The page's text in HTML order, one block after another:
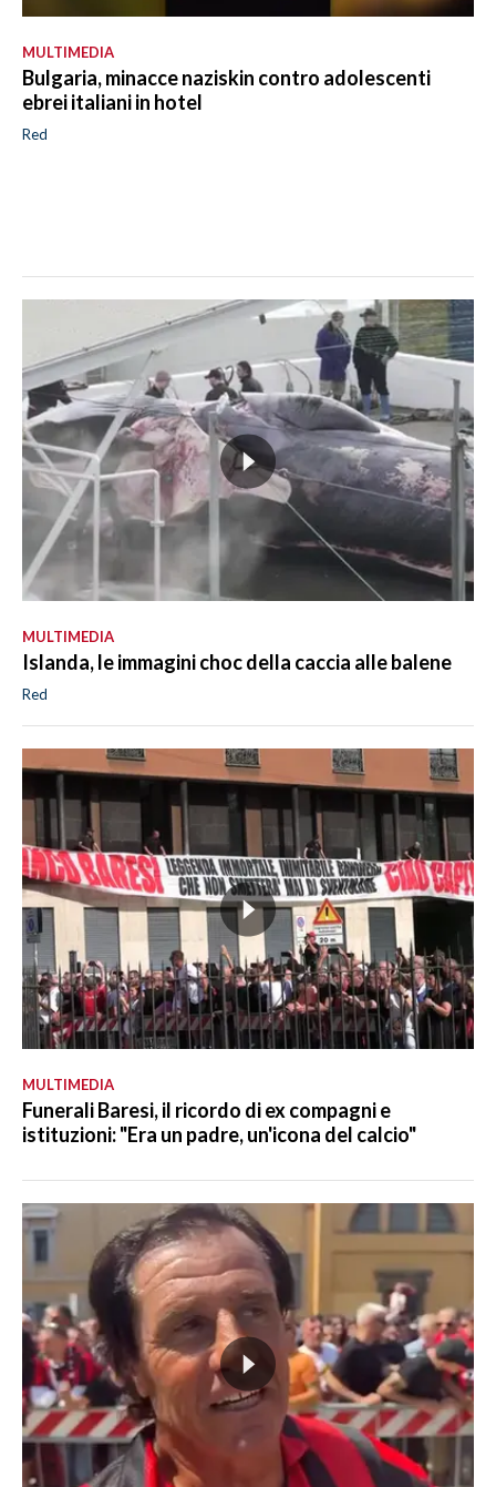
MULTIMEDIA
Bulgaria, minacce naziskin contro adolescenti
ebrei italiani in hotel
Red
MULTIMEDIA
Islanda, le immagini choc della caccia alle balene
Red
MULTIMEDIA
Funerali Baresi, il ricordo di ex compagni e
istituzioni: "Era un padre, un'icona del calcio"